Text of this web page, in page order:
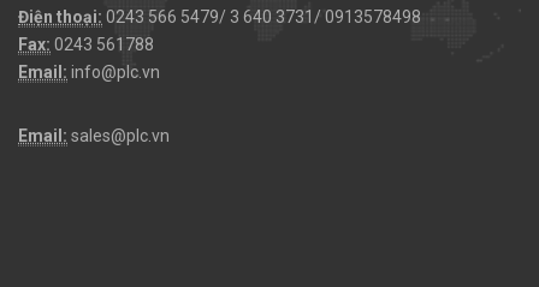
Điện thoại: 0243 566 5479/ 3 640 3731/ 0913578498
Fax: 0243 561788
Email: info@plc.vn
Email: sales@plc.vn